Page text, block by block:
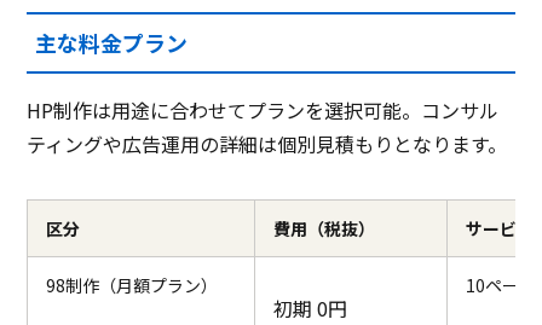
主な料金プラン
HP制作は用途に合わせてプランを選択可能。コンサル
ティングや広告運用の詳細は個別見積もりとなります。
区分 費用（税抜） サービス
98制作（月額プラン）
初期 0円
10ページ